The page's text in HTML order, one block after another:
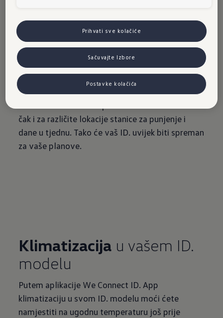
polaska
Prava priprema učinit će električnu mobilnost još
udobnijom za vas. Putem aplikacije We Connect
ID. App možete definirati vremena polaska u
koja će vas električni automobil čekati na stanici
za punjenje napunjen i ugodno temperiran.
čak i za različite lokacije stanice za punjenje i
dane u tjednu. Tako će vaš ID. uvijek biti spreman
za vaše planove.
Klimatizacija u vašem ID.
modelu
Putem aplikacije We Connect ID. App
klimatizaciju u svom ID. modelu moći ćete
namjestiti na ugodnu temperaturu još prije
Prihvati sve kolačiće
Sačuvajte Izbore
Postavke kolačića